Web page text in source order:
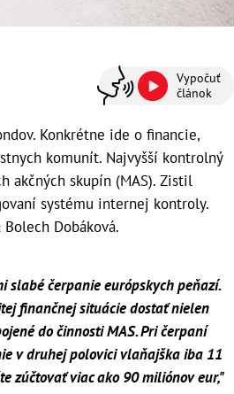
Vypočuť
článok
Konkrétne ide o financie,
komunít. Najvyšší kontrolný
akčných skupín (MAS). Zistil
systému internej kontroly.
Dobáková.
slabé čerpanie európskych peňazí.
finančnej situácie dostať nielen
do činnosti MAS. Pri čerpaní
v druhej polovici vlaňajška iba 11
zúčtovať viac ako 90 miliónov eur,"